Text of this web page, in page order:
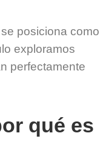
posiciona como
exploramos
perfectamente
qué es